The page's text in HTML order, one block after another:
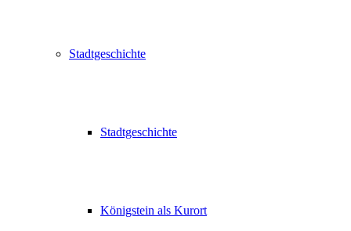
Stadtgeschichte
Stadtgeschichte
Königstein als Kurort